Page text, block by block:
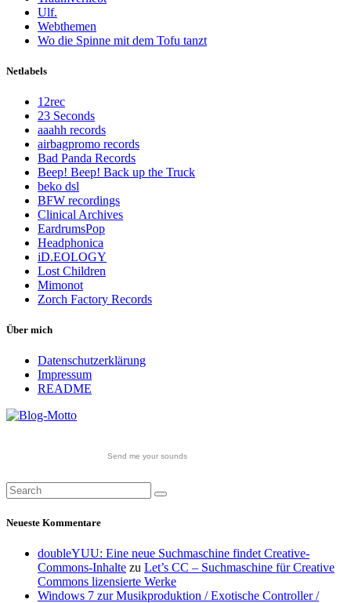
Ulf.
Webthemen
Wo die Spinne mit dem Tofu tanzt
Netlabels
12rec
23 Seconds
aaahh records
airbagpromo records
Bad Panda Records
Beep! Beep! Back up the Truck
beko dsl
BFW recordings
Clinical Archives
EardrumsPop
Headphonica
iD.EOLOGY
Lost Children
Mimonot
Zorch Factory Records
Über mich
Datenschutzerklärung
Impressum
README
Send me your sounds
Neueste Kommentare
doubleYUU: Eine neue Suchmaschine findet Creative-
Commons-Inhalte zu Let’s CC – Suchmaschine für Creative
Commons lizensierte Werke
Windows 7 zur Musikproduktion / Exotische Controller /